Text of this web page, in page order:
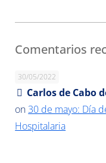
Comentarios
30/05/2022
Carlos de Cabo
on30 de mayo: Día
Hospitalaria